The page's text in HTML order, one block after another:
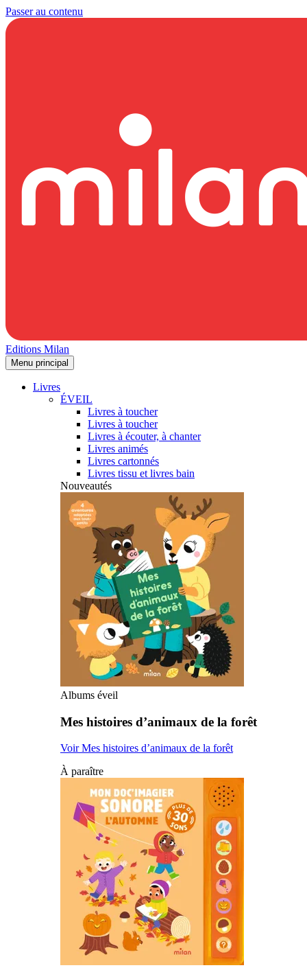
Passer au contenu
Editions Milan
Menu principal
Livres
ÉVEIL
Livres à toucher
Livres à toucher
Livres à écouter, à chanter
Livres animés
Livres cartonnés
Livres tissu et livres bain
Nouveautés
Albums éveil
Mes histoires d’animaux de la forêt
Voir Mes histoires d’animaux de la forêt
À paraître